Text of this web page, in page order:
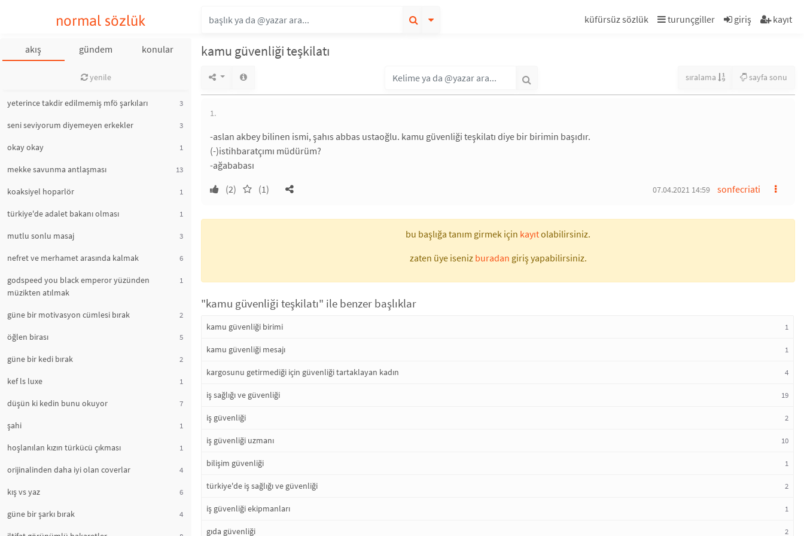
normal sözlük küfürsüz sözlük turunçgiller giriş kayıt
akış gündem konular
yenile
yeterince takdir edilmemiş mfö şarkıları 3
seni seviyorum diyemeyen erkekler 3
okay okay 1
mekke savunma antlaşması 13
koaksiyel hoparlör 1
türkiye'de adalet bakanı olması 1
mutlu sonlu masaj 3
nefret ve merhamet arasında kalmak 6
godspeed you black emperor yüzünden
müzikten atılmak
1
güne bir motivasyon cümlesi bırak 2
öğlen birası 5
güne bir kedi bırak 2
kef ls luxe 1
düşün ki kedin bunu okuyor 7
şahi 1
hoşlanılan kızın türkücü çıkması 1
orijinalinden daha iyi olan coverlar 4
kış vs yaz 6
güne bir şarkı bırak 4
kamu güvenliği teşkilatı
sıralama sayfa sonu
1.
-aslan akbey bilinen ismi, şahıs abbas ustaoğlu. kamu güvenliği teşkilatı diye bir birimin başıdır.
(-)istihbaratçımı müdürüm?
-ağababası
(2)
(1) sonfecriati
07.04.2021 14:59
bu başlığa tanım girmek için kayıtolabilirsiniz.
zaten üye iseniz buradan giriş yapabilirsiniz.
"kamu güvenliği teşkilatı" ile benzer başlıklar
kamu güvenliği birimi 1
kamu güvenliği mesajı 1
kargosunu getirmediği için güvenliği tartaklayan kadın 4
iş sağlığı ve güvenliği 19
iş güvenliği 2
iş güvenliği uzmanı 10
bilişim güvenliği 1
türkiye'de iş sağlığı ve güvenliği 2
iş güvenliği ekipmanları 1
gıda güvenliği 2